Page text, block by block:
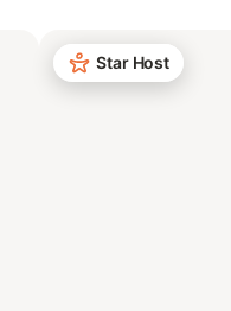
Star Host